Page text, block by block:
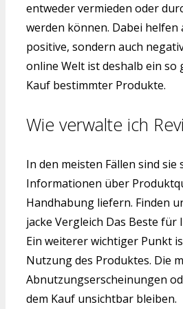
entweder vermieden oder
werden können. Dabei helfen
positive, sondern auch
online Welt ist deshalb ein
Kauf bestimmter Produkte.
Wie verwalte ich
In den meisten Fällen sind sie
Informationen über
Handhabung liefern. Finden
jacke Vergleich Das Beste für
Ein weiterer wichtiger Punkt
Nutzung des Produktes. Die
Abnutzungserscheinungen
dem Kauf unsichtbar bleiben.